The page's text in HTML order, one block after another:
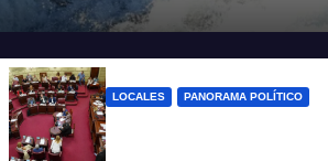
LOCALES PANORAMA POLÍTICO